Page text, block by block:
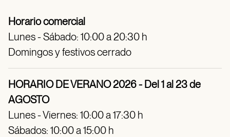
Horario comercial
Lunes - Sábado: 10:00 a 20:30 h
Domingos y festivos cerrado
HORARIO DE VERANO 2026 - Del 1 al 23 de
AGOSTO
Lunes - Viernes: 10:00 a 17:30 h
Sábados: 10:00 a 15:00 h